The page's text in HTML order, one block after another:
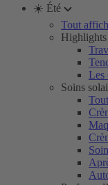
☀️ Été
Tout
Highlights
Les
Soins